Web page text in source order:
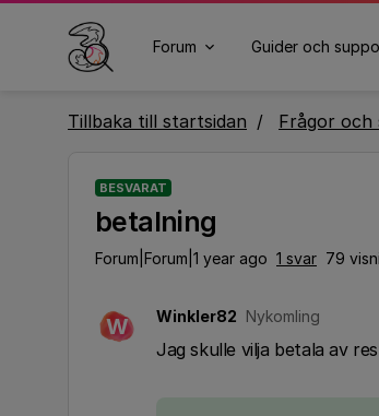
Forum Guider och
Tillbaka till startsidan Frågor och
BESVARAT
betalning
Forum|Forum|1 year ago 1 svar 79
W Winkler82 Nykomling
Jag skulle vilja betala av